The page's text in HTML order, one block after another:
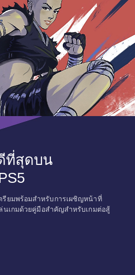
ที่สุดบน
ยมพร้อมสำหรับการเผชิญหน้าที่
นเกมด้วยคู่มือสำคัญสำหรับเกมต่อสู้